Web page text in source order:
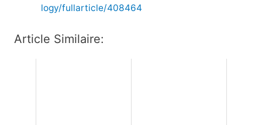
logy/fullarticle/408464
Article Similaire: